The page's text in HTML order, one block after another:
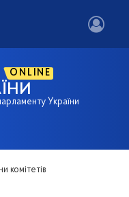
ONLINE
України
комітетів